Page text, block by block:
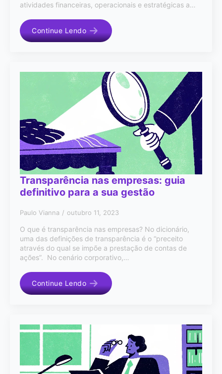
atividades financeiras, operacionais e estratégicas a…
Continue Lendo
Transparência nas empresas: guia
definitivo para a sua gestão
Paulo Vianna outubro 11, 2023
O que é transparência nas empresas? No dicionário,
uma das definições de transparência é o “preceito
através do qual se impõe a prestação de contas de
ações”. No cenário corporativo,…
Continue Lendo